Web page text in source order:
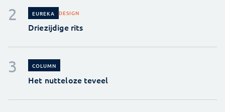
EUREKA DESIGN
Driezijdige rits
COLUMN
Het nutteloze teveel